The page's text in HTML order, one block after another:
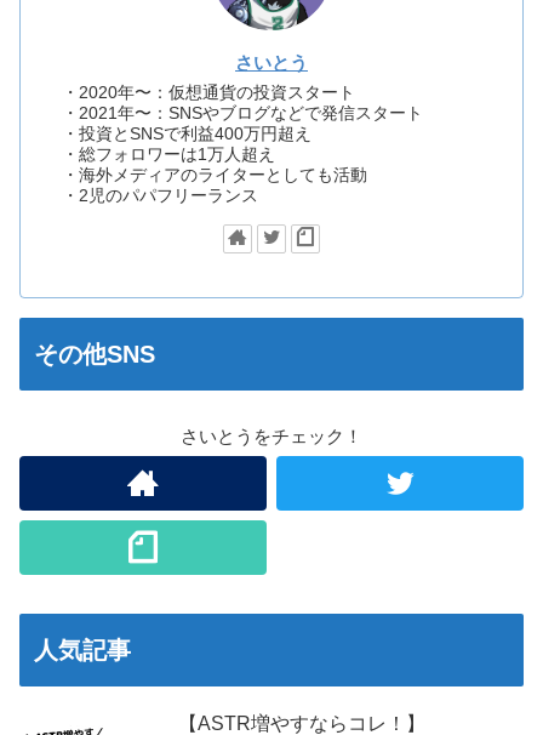
さいとう
・2020年〜：仮想通貨の投資スタート
・2021年〜：SNSやブログなどで発信スタート
・投資とSNSで利益400万円超え
・総フォロワーは1万人超え
・海外メディアのライターとしても活動
・2児のパパフリーランス
その他SNS
さいとうをチェック！
人気記事
【ASTR増やすならコレ！】